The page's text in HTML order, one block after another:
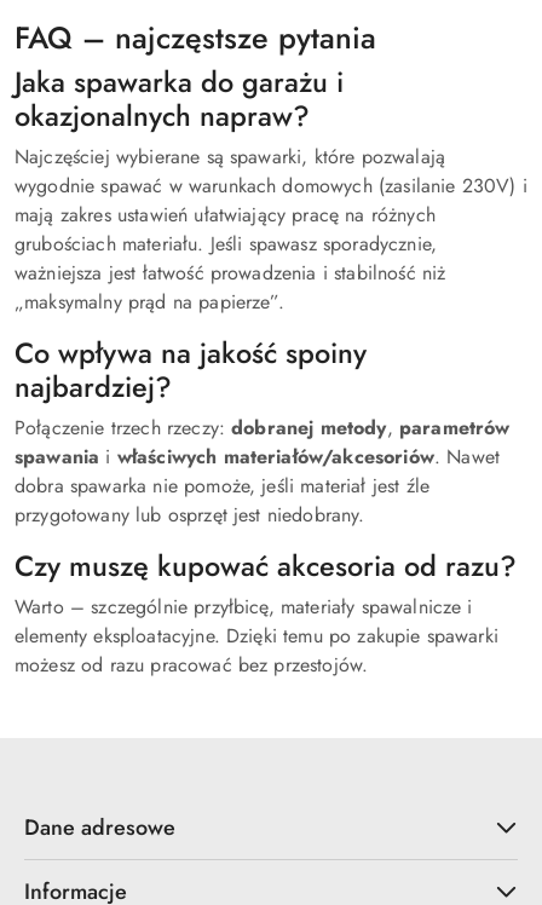
FAQ – najczęstsze pytania
Jaka spawarka do garażu i
okazjonalnych napraw?
Najczęściej wybierane są spawarki, które pozwalają
wygodnie spawać w warunkach domowych (zasilanie 230V) i
mają zakres ustawień ułatwiający pracę na różnych
grubościach materiału. Jeśli spawasz sporadycznie,
ważniejsza jest łatwość prowadzenia i stabilność niż
„maksymalny prąd na papierze”.
Co wpływa na jakość spoiny
najbardziej?
Połączenie trzech rzeczy:dobranej metody, parametrów
spawania i właściwych materiałów/akcesoriów. Nawet
dobra spawarka nie pomoże, jeśli materiał jest źle
przygotowany lub osprzęt jest niedobrany.
Czy muszę kupować akcesoria od razu?
Warto – szczególnie przyłbicę, materiały spawalnicze i
elementy eksploatacyjne. Dzięki temu po zakupie spawarki
możesz od razu pracować bez przestojów.
Dane adresowe
Informacje